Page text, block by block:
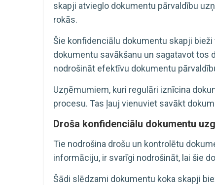
skapji atvieglo dokumentu pārvaldību
rokās.
Šie konfidenciālu dokumentu skapji
dokumentu savākšanu un sagatavot tos
nodrošināt efektīvu dokumentu
Uzņēmumiem, kuri regulāri iznīcina
procesu. Tas ļauj vienuviet savākt
Droša konfidenciālu dokumentu
Tie nodrošina drošu un kontrolētu
informāciju, ir svarīgi nodrošināt, lai šie
Šādi slēdzami dokumentu koka skapji